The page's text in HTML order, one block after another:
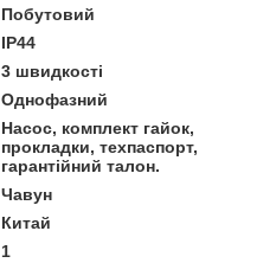
Побутовий
IP44
3 швидкості
Однофазний
Насос, комплект гайок,
прокладки, техпаспорт,
гарантійний талон.
Чавун
Китай
1